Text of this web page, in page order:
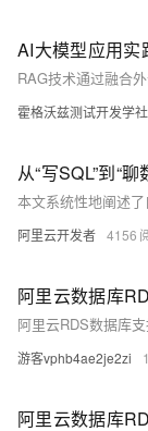
霍格沃兹测试开发学社
阿里云开发者 4156
游客vphb4ae2je2zi